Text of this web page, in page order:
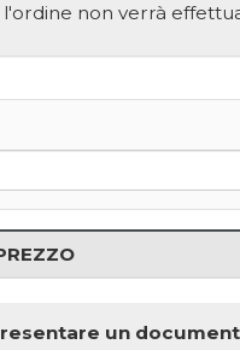
non verrà
un